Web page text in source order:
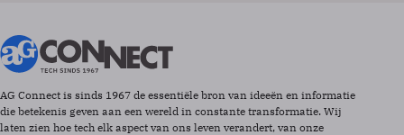
AG Connect is sinds 1967 de essentiële bron van ideeën en informatie
die betekenis geven aan een wereld in constante transformatie. Wij
laten zien hoe tech elk aspect van ons leven verandert, van onze